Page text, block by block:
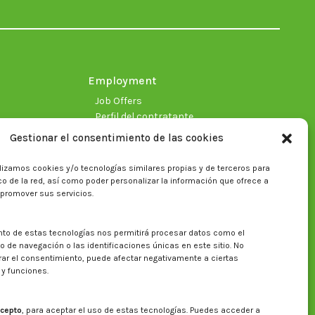
Gestionar el consentimiento de las cookies
cookies y/o tecnologías similares propias y de terceros para
de la red, así como poder personalizar la información que ofrece a
sus servicios.
de estas tecnologías nos permitirá procesar datos como el
de navegación o las identificaciones únicas en este sitio. No
el consentimiento, puede afectar negativamente a ciertas
funciones.
, para aceptar el uso de estas tecnologías. Puedes acceder a
new new new new new new
Employment
Job Offers
Perfil del contratante
Search on CITA website
Search: